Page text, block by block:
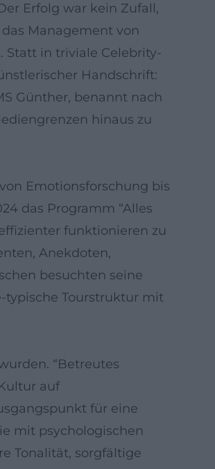
Erfolg war kein Zufall,
Management von
Statt in triviale Celebrity-
Handschrift:
Günther, benannt nach
hinaus zu
Emotionsforschung bis
das Programm “Alles
funktionieren zu
Anekdoten,
besuchten seine
typische Tourstruktur mit
“Betreutes
auf
für eine
mit psychologischen
Tonalität, sorgfältige